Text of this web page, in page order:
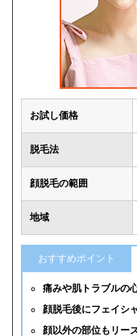
お試し価格
脱毛法
顔脱毛の範囲
地域
おすすめポイント
痛みや肌トラブルの
顔脱毛後にフェイシ
顔以外の部位もリー